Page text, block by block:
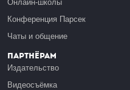
Онлайн-школы
Конференция Парсек
Чаты и общение
Партнёрам
Издательство
Видеосъёмка